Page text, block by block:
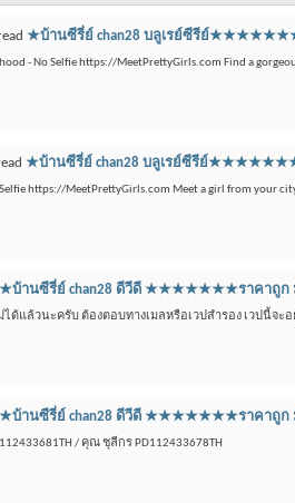
★บ้านซีรี่ย์ chan28 บลูเรย์ซีรีย์
- No Selfie https://MeetPrettyGirls.com Find a
★บ้านซีรี่ย์ chan28 บลูเรย์ซีรีย์
https://MeetPrettyGirls.com Meet a girl from your
★บ้านซีรี่ย์ chan28 ดีวีดี ★★★★★★★ราคาถู
แล้วนะครับ ต้องตอบทางเมลหรือเวปสำรอง เวปนี้จะ
★บ้านซีรี่ย์ chan28 ดีวีดี ★★★★★★★ราคาถู
/ คุณ ชุลีกร PD112433678TH